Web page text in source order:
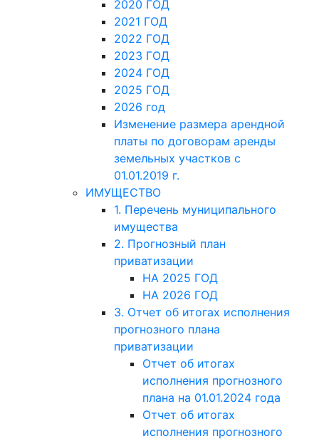
2020 ГОД
2021 ГОД
2022 ГОД
2023 ГОД
2024 ГОД
2025 ГОД
2026 год
Изменение размера арендной
платы по договорам аренды
земельных участков с
01.01.2019 г.
ИМУЩЕСТВО
1. Перечень муниципального
имущества
2. Прогнозный план
приватизации
НА 2025 ГОД
НА 2026 ГОД
3. Отчет об итогах исполнения
прогнозного плана
приватизации
Отчет об итогах
исполнения прогнозного
плана на 01.01.2024 года
Отчет об итогах
исполнения прогнозного